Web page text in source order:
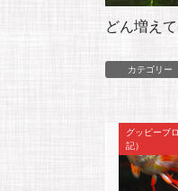
どん増え
カテゴリー
グッピーブ
記）